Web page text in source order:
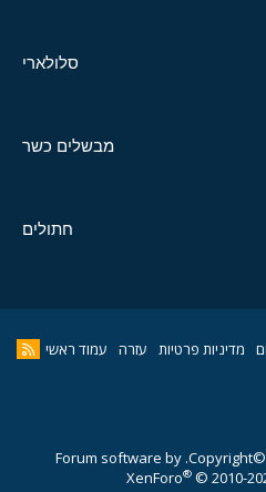
סלולארי
מבשלים כשר
חתולים
מדיניות פרטיות עזרה עמוד ראשי
Forum software by
XenForo® © 2010-